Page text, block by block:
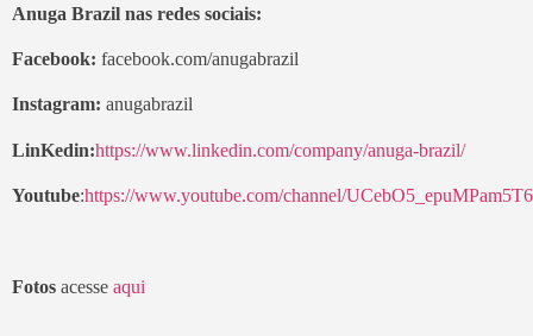
Anuga Brazil nas redes sociais:
Facebook: facebook.com/anugabrazil
Instagram: anugabrazil
LinKedin:https://www.linkedin.com/company/anuga-brazil/
Youtube:https://www.youtube.com/channel/
Fotos acesse aqui